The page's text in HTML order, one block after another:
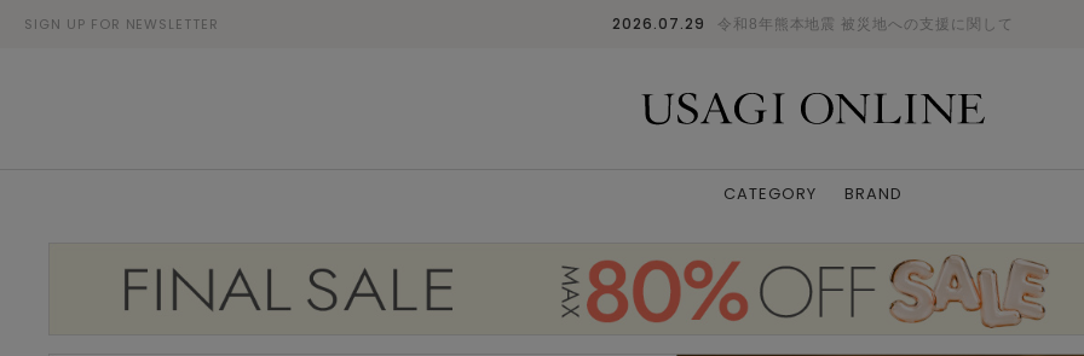
SIGN UP FOR NEWSLETTER 2026.07.29 令和8年熊本地震 被災地への支援に関して
CATEGORY BRAND